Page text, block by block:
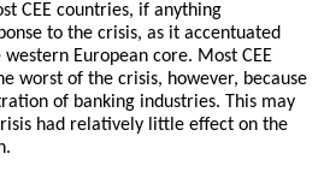
CEE countries, if anything
to the crisis, as it accentuated
European core. Most CEE
worst of the crisis, however, because
of banking industries. This may
had relatively little effect on the